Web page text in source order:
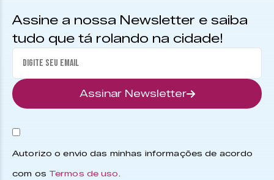
Assine a nossa Newsletter e saiba
tudo que tá rolando na cidade!
Assinar Newsletter
Autorizo o envio das minhas informações de acordo
com os Termos de uso.